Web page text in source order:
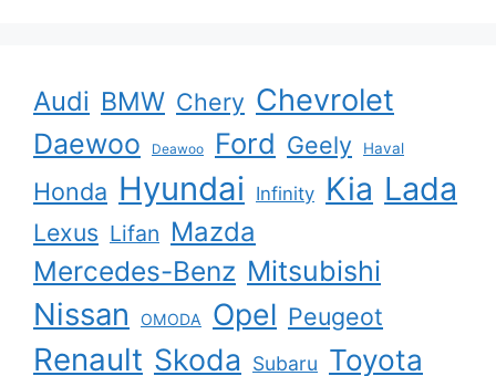
Audi BMW Chery Chevrolet
Daewoo Deawoo Ford Geely Haval
Honda Hyundai Infinity Kia Lada
Lexus Lifan Mazda
Mercedes-Benz Mitsubishi
Nissan OMODA Opel Peugeot
Renault Skoda Subaru Toyota